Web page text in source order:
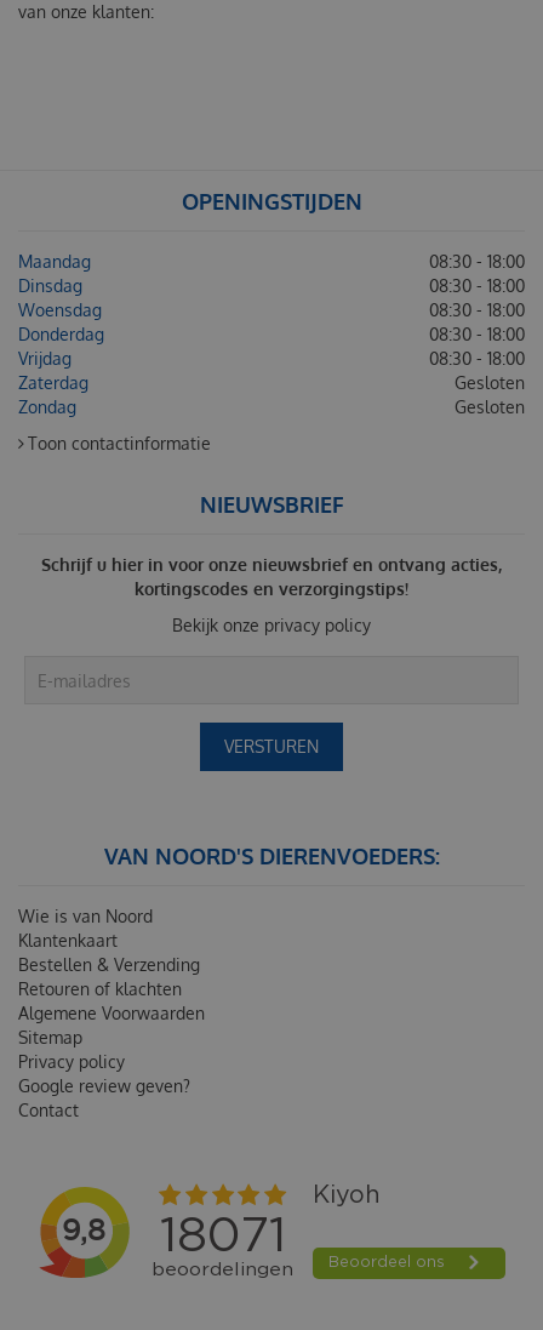
van onze klanten:
OPENINGSTIJDEN
Maandag
08:30 - 18:00
Dinsdag
08:30 - 18:00
Woensdag
08:30 - 18:00
Donderdag
08:30 - 18:00
Vrijdag
08:30 - 18:00
Zaterdag
Gesloten
Zondag
Gesloten
Toon contactinformatie
NIEUWSBRIEF
Schrijf u hier in voor onze nieuwsbrief en ontvang acties,
kortingscodes en verzorgingstips!
Bekijk onze privacy policy
VAN NOORD'S DIERENVOEDERS:
Wie is van Noord
Klantenkaart
Bestellen & Verzending
Retouren of klachten
Algemene Voorwaarden
Sitemap
Privacy policy
Google review geven?
Contact